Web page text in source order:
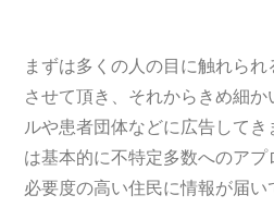
まずは多くの人の目に触れら
させて頂き、それからきめ細
ルや患者団体などに広告して
は基本的に不特定多数へのア
必要度の高い住民に情報が届い